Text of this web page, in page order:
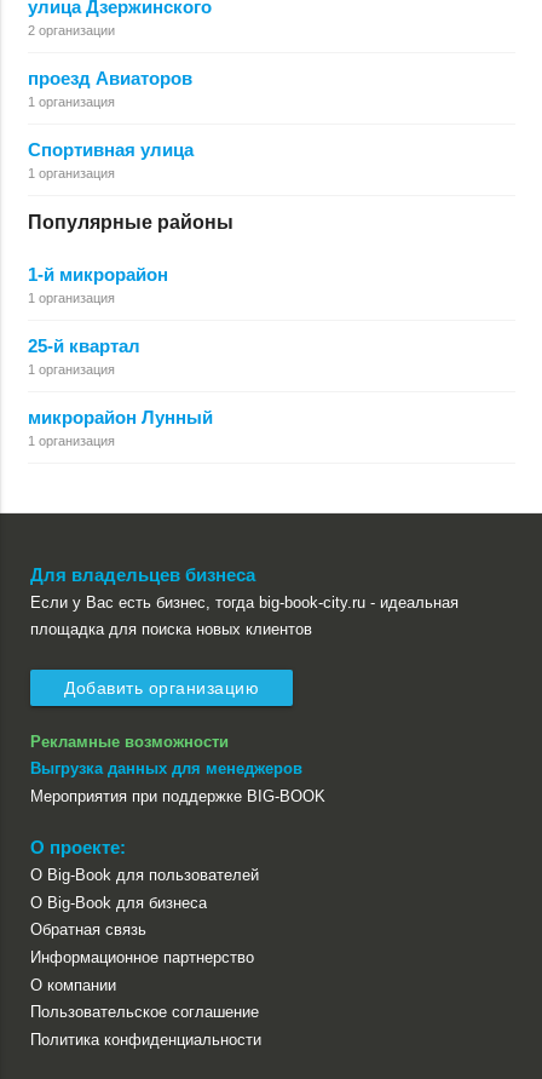
улица Дзержинского
2 организации
проезд Авиаторов
1 организация
Спортивная улица
1 организация
Популярные районы
1-й микрорайон
1 организация
25-й квартал
1 организация
микрорайон Лунный
1 организация
Для владельцев бизнеса
Если у Вас есть бизнес, тогда big-book-city.ru - идеальная
площадка для поиска новых клиентов
Добавить организацию
Рекламные возможности
Выгрузка данных для менеджеров
Мероприятия при поддержке BIG-BOOK
О проекте:
О Big-Book для пользователей
О Big-Book для бизнеса
Обратная связь
Информационное партнерство
О компании
Пользовательское соглашение
Политика конфиденциальности